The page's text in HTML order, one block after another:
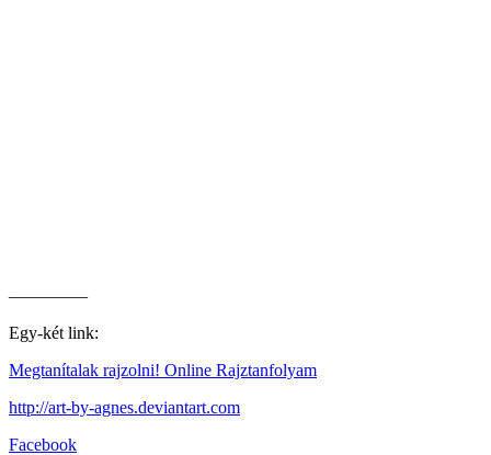
————–
Egy-két link:
Megtanítalak rajzolni! Online Rajztanfolyam
http://art-by-agnes.deviantart.com
Facebook